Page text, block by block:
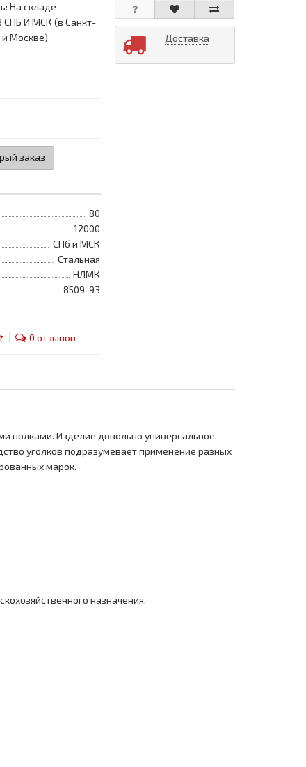
На складе
СПБ И МСК (в Санкт-
и Москве)
заказ
80
12000
СПб и МСК
Стальная
НЛМК
8509-93
0 отзывов
Доставка
полками. Изделие довольно универсальное,
уголков подразумевает применение разных
марок.
назначения.